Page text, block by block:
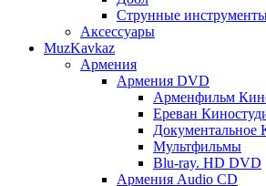
Струнные
Аксессуары
MuzKavkaz
Армения
Армения DVD
Арменфильм
Ереван
Документальное
Мультфильмы
Blu-ray. HD DVD
Армения Audio CD